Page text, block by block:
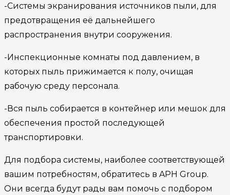
-Системы экранирования источников пыли, для
предотвращения её дальнейшего
распространения внутри сооружения.
-Инспекционные комнаты под давлением, в
которых пыль прижимается к полу, очищая
рабочую среду персонала.
-Вся пыль собирается в контейнер или мешок для
обеспечения простой последующей
транспортировки.
Для подбора системы, наиболее соответствующей
вашим потребностям, обратитесь в APH Group.
Они всегда будут рады вам помочь с подбором